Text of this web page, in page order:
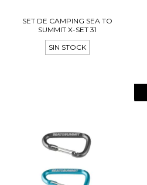
SET DE CAMPING SEA TO
SUMMIT X-SET 31
SIN STOCK